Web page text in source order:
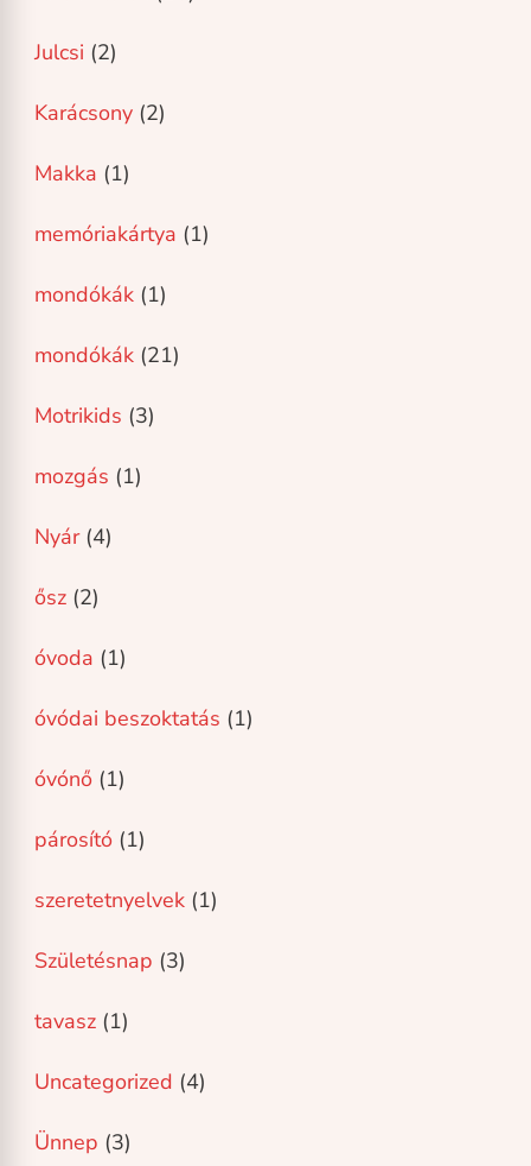
Julcsi (2)
Karácsony (2)
Makka (1)
memóriakártya (1)
mondókák (1)
mondókák (21)
Motrikids (3)
mozgás (1)
Nyár(4)
ősz (2)
óvoda (1)
óvódai beszoktatás (1)
óvónő (1)
párosító (1)
szeretetnyelvek (1)
Születésnap (3)
tavasz (1)
Uncategorized (4)
Ünnep (3)